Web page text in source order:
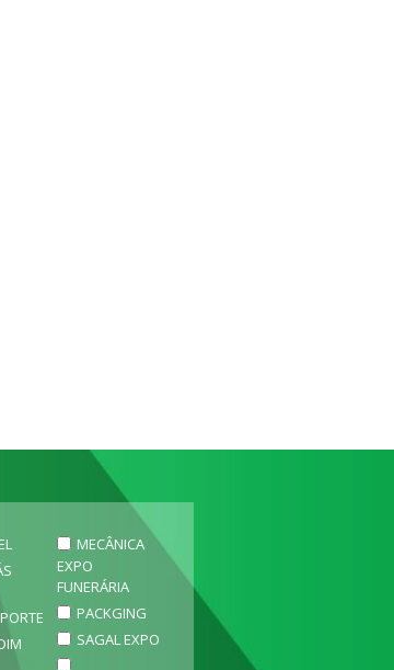
MECÂNICA
EXPO
FUNERÁRIA
PACKGING
SAGAL EXPO